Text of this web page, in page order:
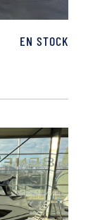
EN STOCK